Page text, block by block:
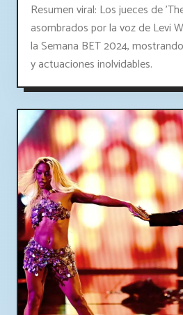
Resumen viral: Los jueces de
asombrados por la voz de Levi
la Semana BET 2024,
y actuaciones inolvidables.